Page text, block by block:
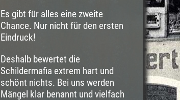
Es gibt für alles eine zweite
Chance. Nur nicht für den ersten
Eindruck!
Deshalb bewertet die
Schildermafia extrem hart und
schönt nichts. Bei uns werden
Mängel klar benannt und vielfach